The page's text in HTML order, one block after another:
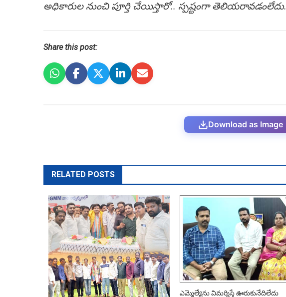
అధికారుల నుంచి పూర్తి చేయిస్తారో.. స్ప‌ష్టంగా తెలియ‌రావ‌డంలేదు.
Share this post:
Download as Image
RELATED POSTS
ఎమ్మెల్యేను విమ‌ర్శిస్తే ఊరుకునేదిలేదు